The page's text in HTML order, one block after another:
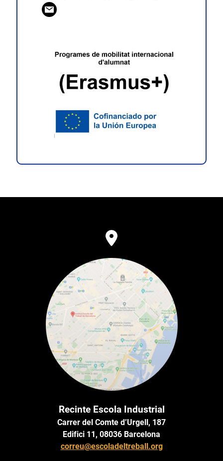
Recinte Escola Industrial
Carrer del Comte d’Urgell, 187
Edifici 11, 08036 Barcelona
correu@escoladeltreball.org